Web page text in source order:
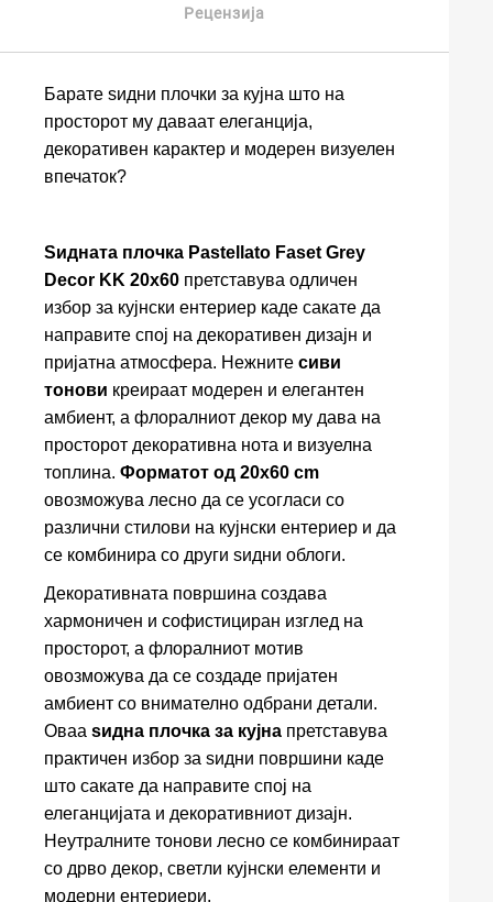
Рецензија
Барате ѕидни плочки за кујна што на
просторот му даваат елеганција,
декоративен карактер и модерен визуелен
впечаток?
Ѕидната плочка Pastellato Faset Grey
Decor KK 20x60 претставува одличен
избор за кујнски ентериер каде сакате да
направите спој на декоративен дизајн и
пријатна атмосфера. Нежните сиви
тонови креираат модерен и елегантен
амбиент, а флоралниот декор му дава на
просторот декоративна нота и визуелна
топлина. Форматот од 20x60 cm
овозможува лесно да се усогласи со
различни стилови на кујнски ентериер и да
се комбинира со други ѕидни облоги.
Декоративната површина создава
хармоничен и софистициран изглед на
просторот, а флоралниот мотив
овозможува да се создаде пријатен
амбиент со внимателно одбрани детали.
Оваа ѕидна плочка за кујна претставува
практичен избор за ѕидни површини каде
што сакате да направите спој на
елеганцијата и декоративниот дизајн.
Неутралните тонови лесно се комбинираат
со дрво декор, светли кујнски елементи и
модерни ентериери.